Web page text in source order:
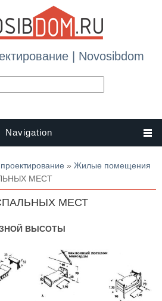
| Novosibdom
Navigation
» Жилые помещения
МЕСТ
МЕСТ
ВЫСОТЫ